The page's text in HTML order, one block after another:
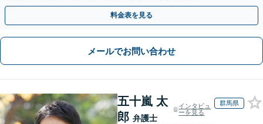
料金表を見る
メールでお問い合わせ
五十嵐 太
郎 弁護士
インタビュ
ーを見る
群馬県